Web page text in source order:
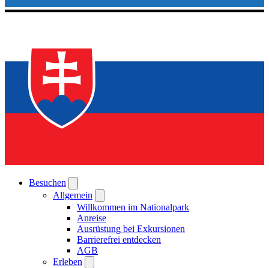
Besuchen
Allgemein
Willkommen im Nationalpark
Anreise
Ausrüstung bei Exkursionen
Barrierefrei entdecken
AGB
Erleben